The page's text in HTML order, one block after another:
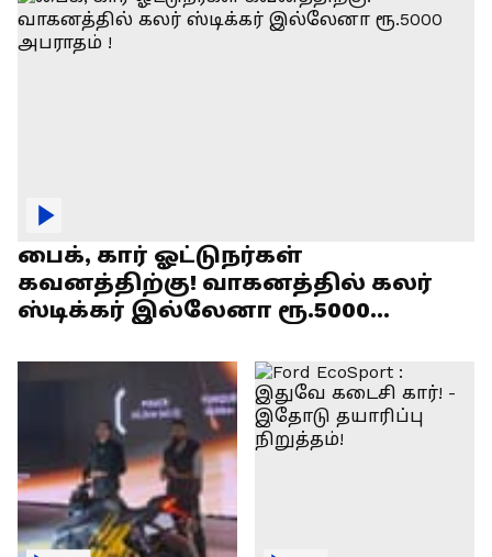
பைக், கார் ஓட்டுநர்கள்
கவனத்திற்கு! வாகனத்தில் கலர்
ஸ்டிக்கர் இல்லேனா ரூ.5000